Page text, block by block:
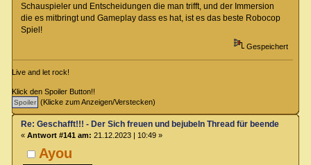
Schauspieler und Entscheidungen die man trifft, und der Immersion
die es mitbringt und Gameplay dass es hat, ist es das beste Robocop
Spiel!
Gespeichert
Live and let rock!
Klick den Spoiler Button!!
(Klicke zum Anzeigen/Verstecken)
Ayou
Re: Geschafft!!! - Der Sich freuen und bejubeln Thread für beendete
« Antwort #141 am: 21.12.2023 | 10:49 »